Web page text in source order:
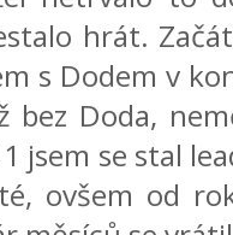
hrát.
s Dodem v
bez Doda,
jsem se stal
ovšem od